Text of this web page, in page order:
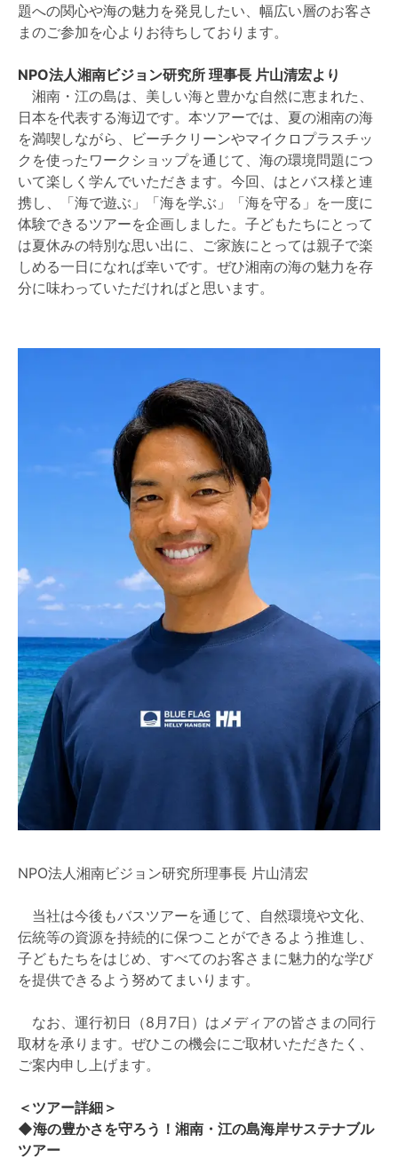
題への関心や海の魅力を発見したい、幅広い層のお客さ
まのご参加を心よりお待ちしております。
NPO法人湘南ビジョン研究所 理事長 片山清宏より
湘南・江の島は、美しい海と豊かな自然に恵まれた、
日本を代表する海辺です。本ツアーでは、夏の湘南の海
を満喫しながら、ビーチクリーンやマイクロプラスチッ
クを使ったワークショップを通じて、海の環境問題につ
いて楽しく学んでいただきます。今回、はとバス様と連
携し、「海で遊ぶ」「海を学ぶ」「海を守る」を一度に
体験できるツアーを企画しました。子どもたちにとって
は夏休みの特別な思い出に、ご家族にとっては親子で楽
しめる一日になれば幸いです。ぜひ湘南の海の魅力を存
分に味わっていただければと思います。
NPO法人湘南ビジョン研究所理事長 片山清宏
当社は今後もバスツアーを通じて、自然環境や文化、
伝統等の資源を持続的に保つことができるよう推進し、
子どもたちをはじめ、すべてのお客さまに魅力的な学び
を提供できるよう努めてまいります。
なお、運行初日（8月7日）はメディアの皆さまの同行
取材を承ります。ぜひこの機会にご取材いただきたく、
ご案内申し上げます。
＜ツアー詳細＞
◆海の豊かさを守ろう！湘南・江の島海岸サステナブル
ツアー